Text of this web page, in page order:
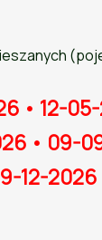
• 12-
• 09-
12-2026